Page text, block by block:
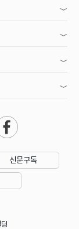
신문구독